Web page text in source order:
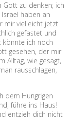
Gott zu denken; ich
haben an
mir vielleicht jetzt
gefastet und
könnte ich noch
gesehen, der mir
Alltag, wie gesagt,
rausschlagen,
dem Hungrigen
führe ins Haus!
entzieh dich nicht